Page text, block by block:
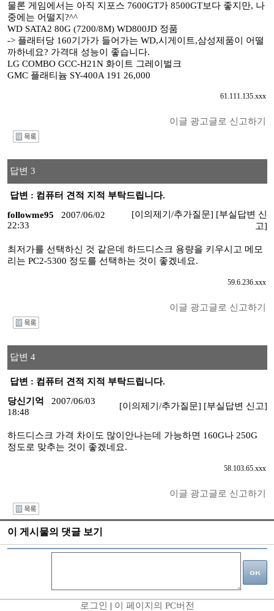
물론 게임에서는 아직 지포스 7600GT가 8500GT보다 좋지만, 나
중에는 어떨지?^^
WD SATA2 80G (7200/8M) WD800JD 정품
-> 플래터당 160기가가 들어가는 WD,시게이트,삼성제품이 어떨
까하네요? 가격대 성능이 좋습니다.
LG COMBO GCC-H21N 화이트 그레이벌크
GMC 플래티늄 SY-400A 191 26,000
61.111.135.xxx
이글 광고글로 신고하기
답변 3
답변 : 컴퓨터 견적 지적 부탁드립니다.
followme95
2007/06/02
22:33
[이의제기/추가질문] [부실답변 신
고]
최저가를 선택하신 것 같은데 하드디스크 용량을 키우시고 메모
리는 PC2-5300 정도를 선택하는 것이 좋겠네요.
59.6.236.xxx
이글 광고글로 신고하기
답변 4
답변 : 컴퓨터 견적 지적 부탁드립니다.
당신기억
2007/06/03
18:48
[이의제기/추가질문] [부실답변 신고]
하드디스크 가격 차이도 많이안나는데 가능하면 160G나 250G
정도로 맞추는 것이 좋겠네요.
58.103.65.xxx
이글 광고글로 신고하기
이 게시물의 댓글 보기
로그인 | 이 페이지의 PC버전